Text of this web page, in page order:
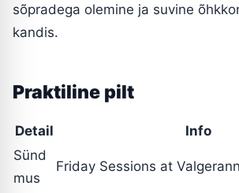
sõpradega olemine ja suvine
kandis.
Praktiline pilt
Detail
Info
Sünd
mus
Friday Sessions at